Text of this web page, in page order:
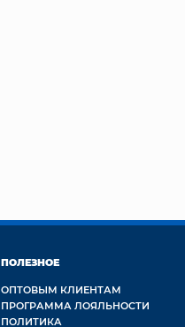
ПОЛЕЗНОЕ
ОПТОВЫМ КЛИЕНТАМ
ПРОГРАММА ЛОЯЛЬНОСТИ
ПОЛИТИКА